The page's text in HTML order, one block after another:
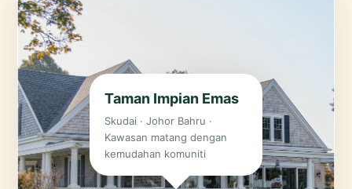
Taman Impian Emas
Skudai · Johor Bahru ·
Kawasan matang dengan
kemudahan komuniti